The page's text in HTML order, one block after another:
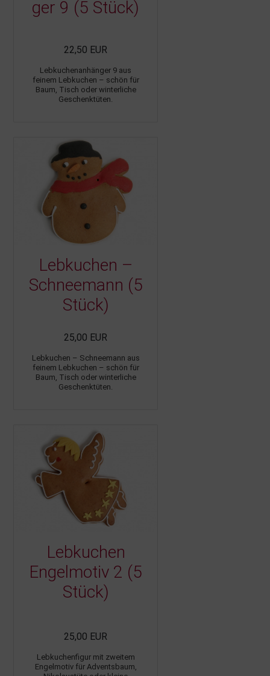
ger 9 (5 Stück)
22,50 EUR
Lebkuchenanhänger 9 aus
feinem Lebkuchen – schön für
Baum, Tisch oder winterliche
Geschenktüten.
Lebkuchen –
Schneemann (5
Stück)
25,00 EUR
Lebkuchen – Schneemann aus
feinem Lebkuchen – schön für
Baum, Tisch oder winterliche
Geschenktüten.
Lebkuchen
Engelmotiv 2 (5
Stück)
25,00 EUR
Lebkuchenfigur mit zweitem
Engelmotiv für Adventsbaum,